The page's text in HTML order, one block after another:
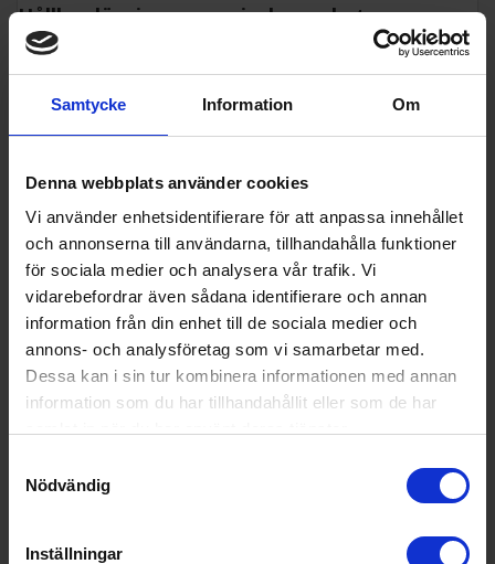
Samtycke Information Om
Denna webbplats använder cookies
Vi använder enhetsidentifierare för att anpassa innehållet
och annonserna till användarna, tillhandahålla funktioner
för sociala medier och analysera vår trafik. Vi
vidarebefordrar även sådana identifierare och annan
information från din enhet till de sociala medier och
annons- och analysföretag som vi samarbetar med.
Dessa kan i sin tur kombinera informationen med annan
information som du har tillhandahållit eller som de har
Nödvändig
Inställningar
Hållbar lösning som minskar enhetens
klimatpåverkan
En hållbarare lösning: Köldmediet som används är hållbar
R290-gas, som minskar den globala
använder R410a.
Tillbehör
Electrolux